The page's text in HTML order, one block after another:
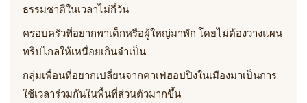
ธรรมชาติในเวลาไม่กี่วัน
ครอบครัวที่อยากพาเด็กหรือผู้ใหญ่มาพัก โดยไม่ต้องวางแผน
ทริปไกลให้เหนื่อยเกินจำเป็น
กลุ่มเพื่อนที่อยากเปลี่ยนจากคาเฟ่ฮอปปิงในเมืองมาเป็นการ
ใช้เวลาร่วมกันในพื้นที่ส่วนตัวมากขึ้น